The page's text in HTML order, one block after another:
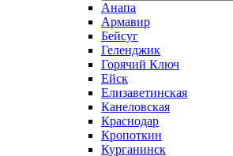
Анапа
Армавир
Бейсуг
Геленджик
Горячий Ключ
Ейск
Елизаветинская
Канеловская
Краснодар
Кропоткин
Курганинск